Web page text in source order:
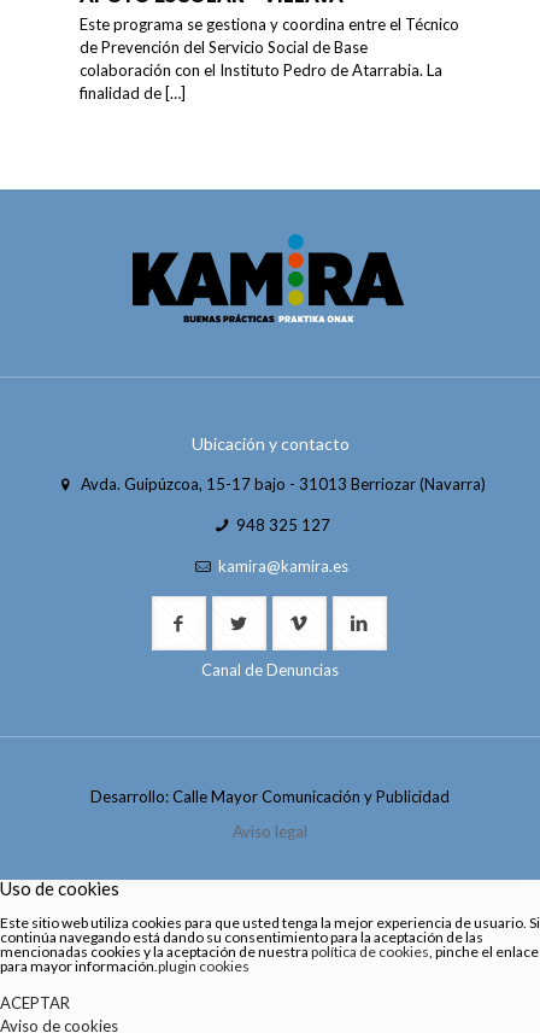
Este programa se gestiona y coordina entre el Técnico
de Prevención del Servicio Social de Base
colaboración con el Instituto Pedro de Atarrabia. La
finalidad de […]
Ubicación y contacto
Avda. Guipúzcoa, 15-17 bajo - 31013 Berriozar (Navarra)
948 325 127
kamira@kamira.es
Canal de Denuncias
Desarrollo: Calle Mayor Comunicación y Publicidad
Aviso legal
Uso de cookies
Este sitio web utiliza cookies para que usted tenga la mejor experiencia de usuario. Si
continúa navegando está dando su consentimiento para la aceptación de las
mencionadas cookies y la aceptación de nuestra política de cookies, pinche el enlace
para mayor información.plugin cookies
ACEPTAR
Aviso de cookies